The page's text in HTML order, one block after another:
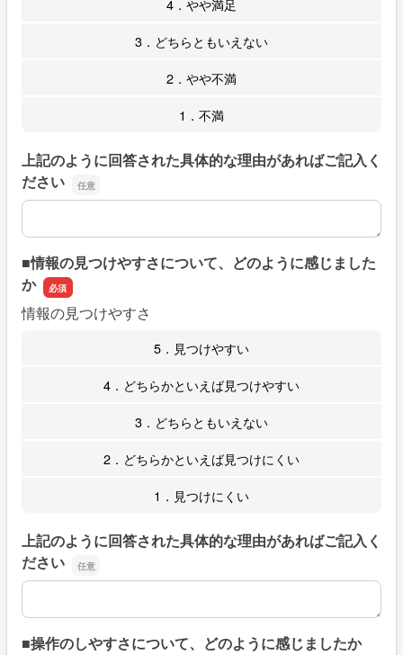
4．やや満足
3．どちらともいえない
2．やや不満
1．不満
上記のように回答された具体的な理由があればご記入く
ださい
上記のように回答された具体的な理由があればご記入くだ
■情報の見つけやすさについて、どのように感じました
か
情報の見つけやすさ
5．見つけやすい
4．どちらかといえば見つけやすい
3．どちらともいえない
2．どちらかといえば見つけにくい
1．見つけにくい
上記のように回答された具体的な理由があればご記入く
ださい
上記のように回答された具体的な理由があればご記入くだ
■操作のしやすさについて、どのように感じましたか